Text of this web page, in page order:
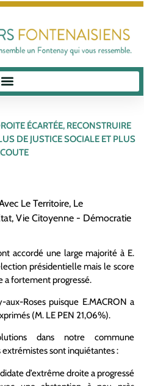
ÉCARTÉE, RECONSTRUIRE
DE JUSTICE SOCIALE ET PLUS
Le Territoire, Le
, Vie Citoyenne - Démocratie
accordé une large majorité à E.
présidentielle mais le score
a fortement progressé.
Roses puisque E.MACRON a
(M. LE PEN 21,06%).
dans notre commune
sont inquiétantes :
d’extrême droite a progressé